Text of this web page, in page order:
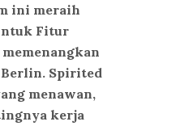
ini meraih
Fitur
Spirited
menawan,
kerja